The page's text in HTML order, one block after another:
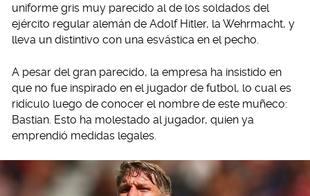
uniforme gris muy parecido al de los soldados del
ejército regular alemán de Adolf Hitler, la Wehrmacht, y
lleva un distintivo con una esvástica en el pecho.
A pesar del gran parecido, la empresa ha insistido en
que no fue inspirado en el jugador de futbol, lo cual es
ridículo luego de conocer el nombre de este muñeco:
Bastian. Esto ha molestado al jugador, quien ya
emprendió medidas legales.